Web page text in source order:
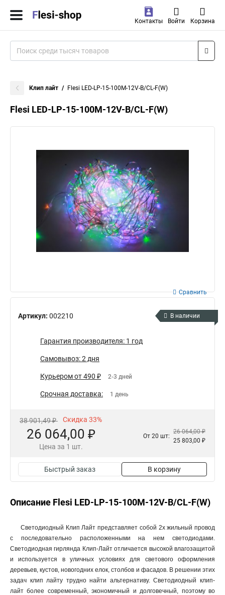
Контакты Войти Корзина
Клип лайт Flesi LED-LP-15-100M-12V-B/CL-F(W)
Flesi LED-LP-15-100M-12V-B/CL-F(W)
Артикул: 002210
Сравнить
В наличии
Гарантия производителя: 1 год
Самовывоз: 2 дня
Курьером от 490 ₽ 2-3 дней
Срочная доставка: 1 день
38 901,49 ₽ Скидка 33%
26 064,00 ₽
Цена за 1 шт.
От 20 шт:
26 064,00 ₽
25 803,00 ₽
Быстрый заказ В корзину
Описание Flesi LED-LP-15-100M-12V-B/CL-F(W)
Светодиодный Клип Лайт представляет собой 2х жильный провод
с последовательно расположенными на нем светодиодами.
Светодиодная гирлянда Клип-Лайт отличается высокой влагозащитой
и используется в уличных условиях для светового оформления
деревьев, кустов, новогодних елок, столбов и фасадов. В решении этих
задач клип лайту трудно найти альтернативу. Светодиодный клип-
лайт более современный, экономичный и долговечный, поэтому во